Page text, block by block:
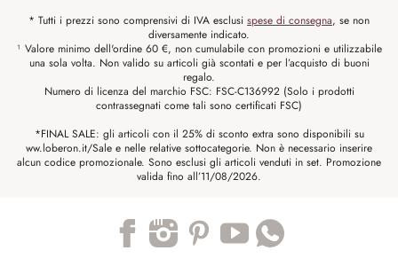
* Tutti i prezzi sono comprensivi di IVA esclusi spese di consegna, se non
diversamente indicato.
¹ Valore minimo dell'ordine 60 €, non cumulabile con promozioni e utilizzabile
una sola volta. Non valido su articoli già scontati e per l’acquisto di buoni
regalo.
Numero di licenza del marchio FSC: FSC-C136992 (Solo i prodotti
contrassegnati come tali sono certificati FSC)
*FINAL SALE: gli articoli con il 25% di sconto extra sono disponibili su
ww.loberon.it/Sale e nelle relative sottocategorie. Non è necessario inserire
alcun codice promozionale. Sono esclusi gli articoli venduti in set. Promozione
valida fino all’11/08/2026.